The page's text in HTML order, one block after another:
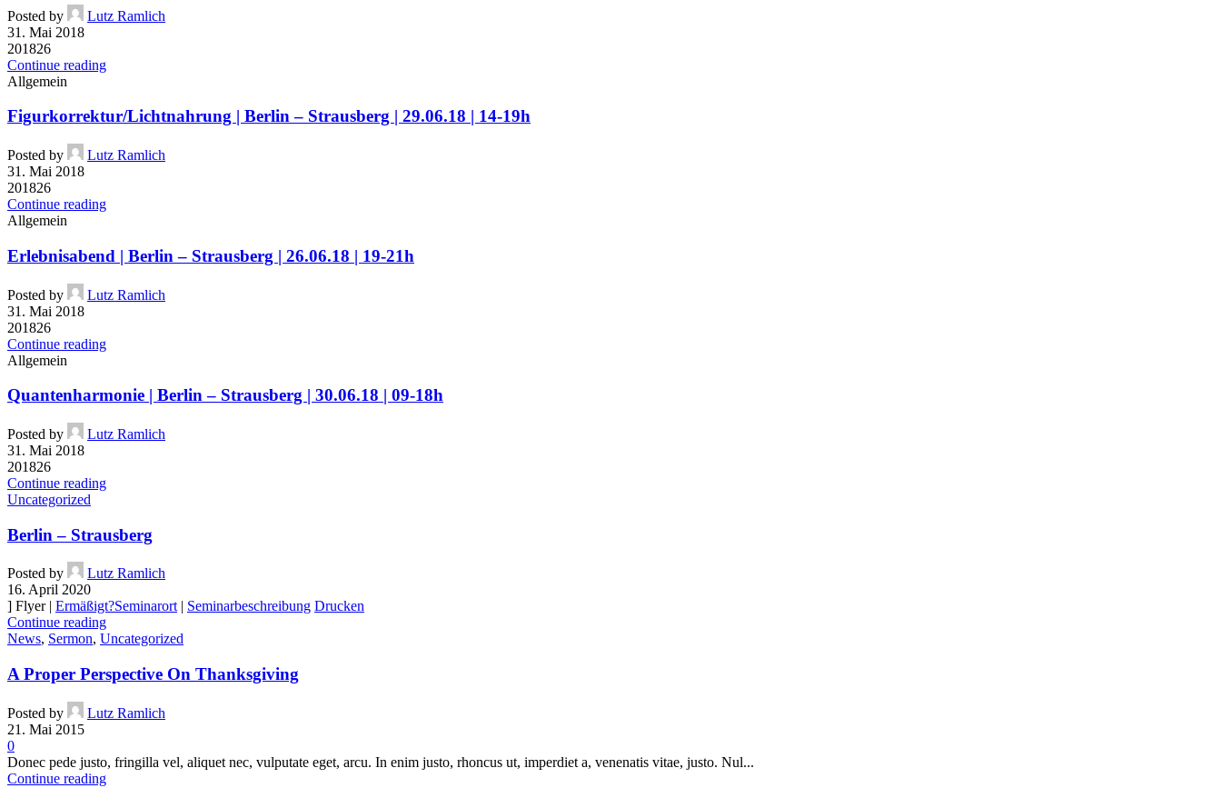
Posted by
Lutz Ramlich
31. Mai 2018
201826
Continue reading
Allgemein
Figurkorrektur/Lichtnahrung | Berlin – Strausberg | 29.06.18 | 14-19h
Posted by
Lutz Ramlich
31. Mai 2018
201826
Continue reading
Allgemein
Erlebnisabend | Berlin – Strausberg | 26.06.18 | 19-21h
Posted by
Lutz Ramlich
31. Mai 2018
201826
Continue reading
Allgemein
Quantenharmonie | Berlin – Strausberg | 30.06.18 | 09-18h
Posted by
Lutz Ramlich
31. Mai 2018
201826
Continue reading
Uncategorized
Berlin – Strausberg
Posted by
Lutz Ramlich
16. April 2020
] Flyer | Ermäßigt?Seminarort | Seminarbeschreibung Drucken
Continue reading
News, Sermon, Uncategorized
A Proper Perspective On Thanksgiving
Posted by
Lutz Ramlich
21. Mai 2015
0
Donec pede justo, fringilla vel, aliquet nec, vulputate eget, arcu. In enim justo, rhoncus ut, imperdiet a, venenatis vitae, justo. Nul...
Continue reading